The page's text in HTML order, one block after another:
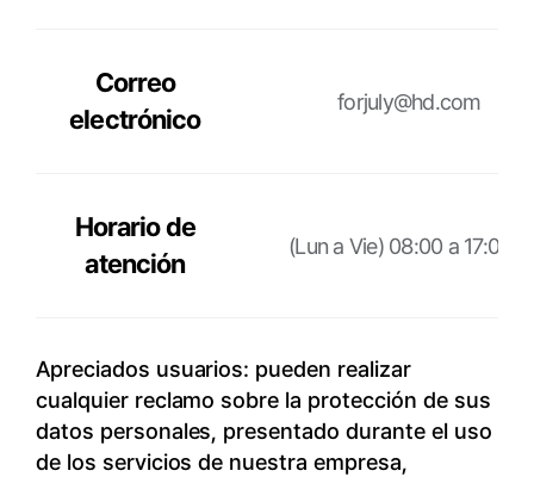
datos
Correo
electrónico
forjuly@hd.com
Horario de
atención
(Lun a Vie) 08:00 a 17:00
Apreciados usuarios: pueden realizar
cualquier reclamo sobre la protección de sus
datos personales, presentado durante el uso
de los servicios de nuestra empresa,